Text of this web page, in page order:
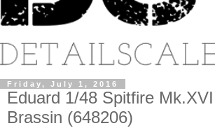
Friday, July 1, 2016
Eduard 1/48 Spitfire
Brassin (648206)